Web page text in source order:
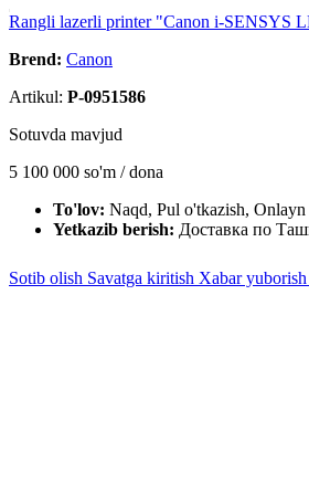
Rangli lazerli printer "Canon i-SENSYS
Brend: Canon
Artikul: P-0951586
Sotuvda mavjud
5 100 000 so'm / dona
To'lov: Naqd, Pul o'tkazish,
Yetkazib berish: Доставка по
Sotib olish Savatga kiritish Xabar yuborish